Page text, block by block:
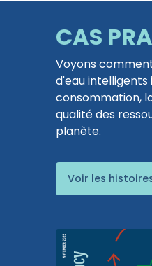
CAS
Voyons
d'eau intelligents
consommation,
qualité des
planète.
Voir les